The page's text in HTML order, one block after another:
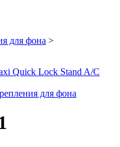
для фона >
Quick Lock Stand A/C
для фона